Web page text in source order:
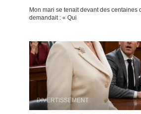
Mon mari se tenait devant des centaines
demandait : « Qui
DIVERTISSEMENT